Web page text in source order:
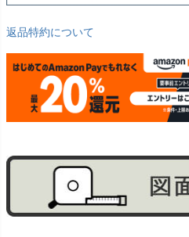
返品特約について